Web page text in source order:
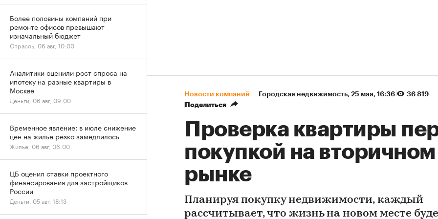
Новости компаний Городская недвижимость⁠, 25 мая, 16:36
36 819
Поделиться
Проверка квартиры
покупкой на вторичном
рынке
Планируя покупку недвижимости, каждый
рассчитывает, что жизнь на новом месте
Более половины компаний при
ремонте офисов превышают
изначальный бюджет
Отрасль, 06 авг, 10:00
Аналитики оценили рост спроса на
ипотеку на разные квартиры в
Москве
Деньги, 06 авг, 09:00
Временное явление: в июле снижение
цен на жилье резко замедлилось
Жилье, 06 авг, 06:00
ЦБ оценил ставки проектного
финансирования для застройщиков
России
Деньги, 05 авг, 18:13